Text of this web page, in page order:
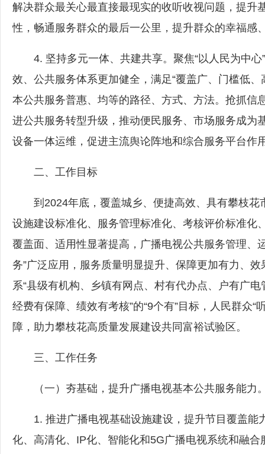
解决群众最关心最直接最现实的收听收视问题，提升
性，畅通服务群众的最后一公里，提升群众的幸福感
4. 坚持多元一体、共建共享。聚焦“以人民为中心
效、公共服务体系更加健全，满足“覆盖广、门槛低
本公共服务普惠、均等的路径、方式、方法。抢抓信
进公共服务转型升级，推动便民服务、市场服务成为
设备一体运维，促进主流舆论阵地和综合服务平台作
二、工作目标
到2024年底，覆盖城乡、便捷高效、具有攀枝花
设施建设标准化、服务管理标准化、考核评价标准化
覆盖面、适用性显著提高，广播电视公共服务管理、
务”广泛应用，服务质量明显提升、保障更加有力、
系“县级有机构、乡镇有网点、村有代办点、户有广
经费有保障、绩效有考核”的“9个有”目标，人民群众
障，助力攀枝花高质量发展建设共同富裕试验区。
三、工作任务
（一）夯基础，提升广播电视基本公共服务能力
1. 推进广播电视基础设施建设，提升节目覆盖能
化、高清化、IP化、智能化和5G广播电视系统和融